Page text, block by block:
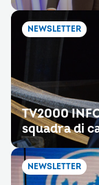
NEWSLETTER
TV2000
squadra di
NEWSLETTER